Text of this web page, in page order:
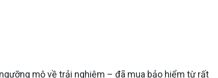
mộ về trải nghiệm – đã mua bảo hiểm từ rất